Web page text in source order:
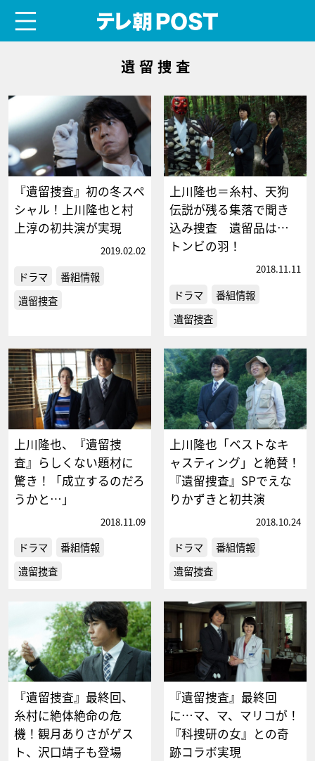
遺留捜査
『遺留捜査』初の冬スペ
シャル！上川隆也と村
上淳の初共演が実現
2019.02.02
ドラマ
番組情報
遺留捜査
上川隆也＝糸村、天狗
伝説が残る集落で聞き
込み捜査 遺留品は…
トンビの羽！
2018.11.11
ドラマ
番組情報
遺留捜査
上川隆也、『遺留捜
査』らしくない題材に
驚き！「成立するのだろ
うかと…」
2018.11.09
ドラマ
番組情報
遺留捜査
上川隆也「ベストなキ
ャスティング」と絶賛！
『遺留捜査』SPでえな
りかずきと初共演
2018.10.24
ドラマ
番組情報
遺留捜査
『遺留捜査』最終回、
糸村に絶体絶命の危
機！観月ありさがゲス
ト、沢口靖子も登場
『遺留捜査』最終回
に…マ、マ、マリコが！
『科捜研の女』との奇
跡コラボ実現